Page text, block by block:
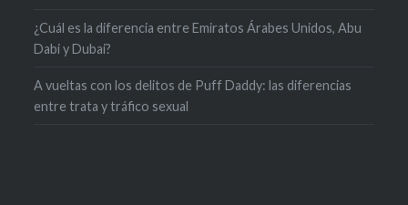
¿Cuál es la diferencia entre Emiratos Árabes Unidos, Abu
Dabi y Dubai?
A vueltas con los delitos de Puff Daddy: las diferencias
entre trata y tráfico sexual